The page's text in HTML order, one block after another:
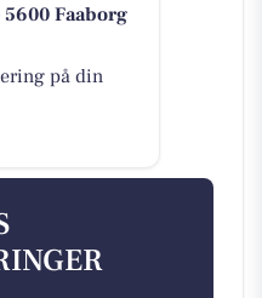
5600 Faaborg
på din